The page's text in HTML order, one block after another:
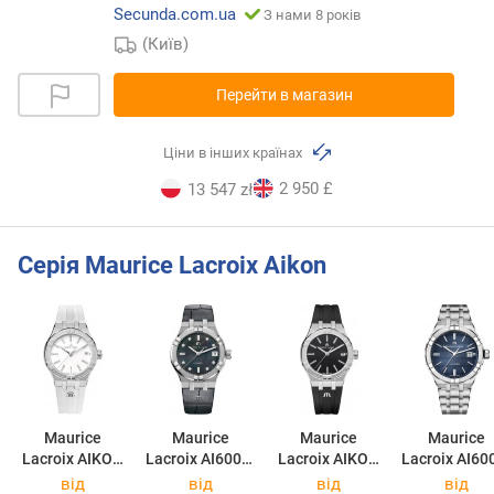
Secunda.com.ua З нами 8 років
(Київ)
Перейти в магазин
Ціни в інших країнах
13 547 zł 2 950 £
Серія Maurice Lacroix Aikon
Maurice
Lacroix AIKON
Quartz 35mm
Maurice
Lacroix AI6006-
SS001-370-1
Maurice
Lacroix AIKON
Quartz 35mm
Maurice
Lacroix
SS002-
від
від
від
від